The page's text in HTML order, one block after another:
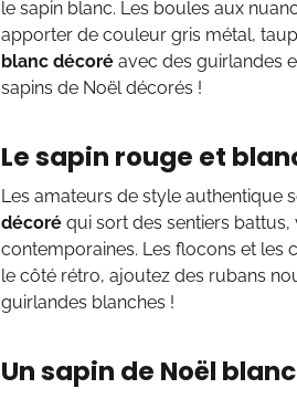
le sapin blanc. Les boules aux
apporter de couleur gris métal,
blanc décoré avec des guirlandes
sapins de Noël décorés !
Le sapin rouge et
Les amateurs de style authentique
décoré qui sort des sentiers
contemporaines. Les flocons et les
le côté rétro, ajoutez des rubans
guirlandes blanches !
Un sapin de Noël